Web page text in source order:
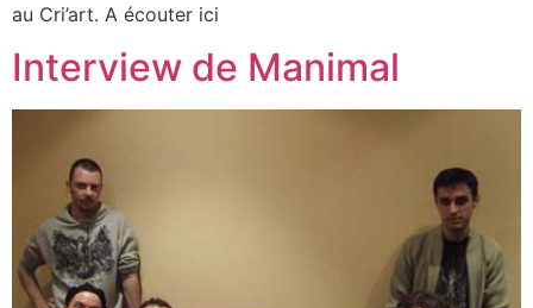
au Cri’art. A écouter ici
Interview de Manimal